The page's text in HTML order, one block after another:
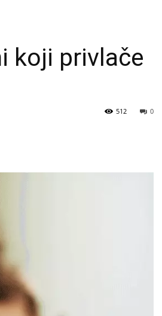
koji privlače
0
512